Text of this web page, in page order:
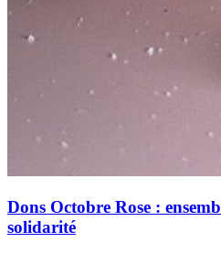
Dons Octobre Rose :
solidarité